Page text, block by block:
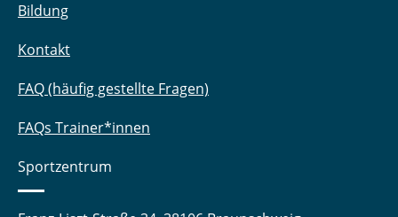
Bildung
Kontakt
FAQ (häufig gestellte Fragen)
FAQs Trainer*innen
Sportzentrum